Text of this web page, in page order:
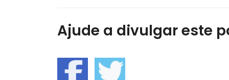
Ajude a divulgar este